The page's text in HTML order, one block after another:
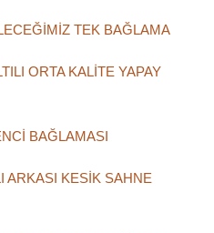
TEK BAĞLAMA
ORTA KALİTE YAPAY
BAĞLAMASI
ARKASI KESİK SAHNE